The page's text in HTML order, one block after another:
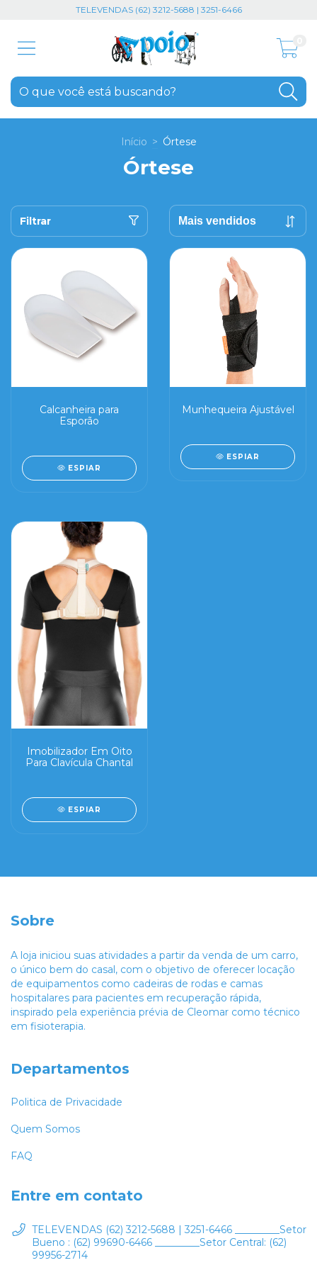
TELEVENDAS (62) 3212-5688 | 3251-6466
Início > Órtese
Órtese
Filtrar
Calcanheira para
Esporão
ESPIAR
Munhequeira Ajustável
ESPIAR
Imobilizador Em Oito
Para Clavícula Chantal
ESPIAR
Sobre
A loja iniciou suas atividades a partir da venda de um carro,
o único bem do casal, com o objetivo de oferecer locação
de equipamentos como cadeiras de rodas e camas
hospitalares para pacientes em recuperação rápida,
inspirado pela experiência prévia de Cleomar como técnico
em fisioterapia.
Departamentos
Politica de Privacidade
Quem Somos
FAQ
Entre em contato
TELEVENDAS (62) 3212-5688 | 3251-6466 _________Setor
Bueno : (62) 99690-6466 _________Setor Central: (62)
99956-2714